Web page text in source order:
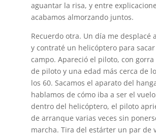
aguantar la risa, y entre
acabamos almorzando juntos.
Recuerdo otra. Un día me desplacé
y contraté un helicóptero para
campo. Apareció el piloto, con gorra
de piloto y una edad más cerca de
los 60. Sacamos el aparato del
hablamos de cómo iba a ser el
dentro del helicóptero, el piloto
de arranque varias veces sin
marcha. Tira del estárter un par de